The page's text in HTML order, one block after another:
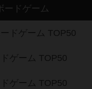
ードゲーム
ドゲーム TOP50
ゲーム TOP50
ゲーム TOP50